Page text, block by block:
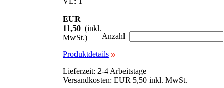
EUR
11,50 (inkl.
MwSt.)
Anzahl
Produktdetails
Lieferzeit: 2-4 Arbeitstage
Versandkosten: EUR 5,50 inkl. MwSt.